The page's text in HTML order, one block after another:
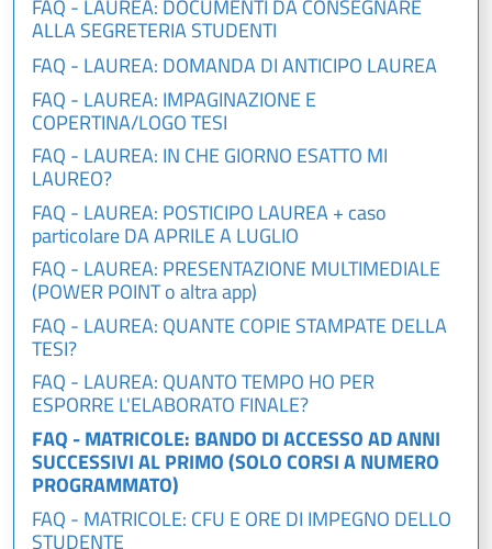
FAQ - LAUREA: DOCUMENTI DA CONSEGNARE
ALLA SEGRETERIA STUDENTI
FAQ - LAUREA: DOMANDA DI ANTICIPO LAUREA
FAQ - LAUREA: IMPAGINAZIONE E
COPERTINA/LOGO TESI
FAQ - LAUREA: IN CHE GIORNO ESATTO MI
LAUREO?
FAQ - LAUREA: POSTICIPO LAUREA + caso
particolare DA APRILE A LUGLIO
FAQ - LAUREA: PRESENTAZIONE MULTIMEDIALE
(POWER POINT o altra app)
FAQ - LAUREA: QUANTE COPIE STAMPATE DELLA
TESI?
FAQ - LAUREA: QUANTO TEMPO HO PER
ESPORRE L'ELABORATO FINALE?
FAQ - MATRICOLE: BANDO DI ACCESSO AD ANNI
SUCCESSIVI AL PRIMO (SOLO CORSI A NUMERO
PROGRAMMATO)
FAQ - MATRICOLE: CFU E ORE DI IMPEGNO DELLO
STUDENTE